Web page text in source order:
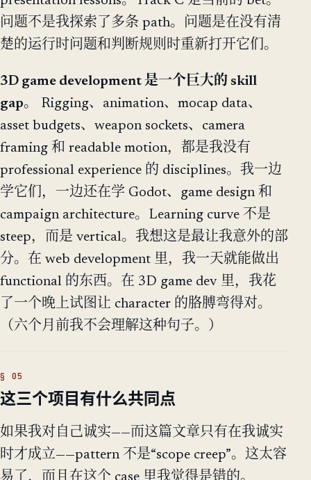
问题不是我探索了多条 path。问题是在没有清
楚的运行时问题和判断规则时重新打开它们。
3D game development 是一个巨大的 skill
gap。
Rigging、animation、mocap data、
asset budgets、weapon sockets、camera
framing 和 readable motion，都是我没有
professional experience 的 disciplines。我一边
学它们，一边还在学 Godot、game design 和
campaign architecture。Learning curve 不是
steep，而是 vertical。我想这是最让我意外的部
分。在 web development 里，我一天就能做出
functional 的东西。在 3D game dev 里，我花
了一个晚上试图让 character 的胳膊弯得对。
（六个月前我不会理解这种句子。）
这三个项目有什么共同点
如果我对自己诚实——而这篇文章只有在我诚实
时才成立——pattern 不是“scope creep”。这太容